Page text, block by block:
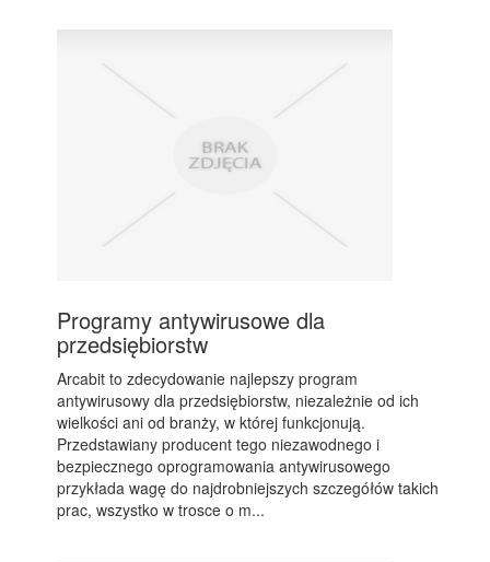
Programy antywirusowe dla
przedsiębiorstw
Arcabit to zdecydowanie najlepszy program
antywirusowy dla przedsiębiorstw, niezależnie od ich
wielkości ani od branży, w której funkcjonują.
Przedstawiany producent tego niezawodnego i
bezpiecznego oprogramowania antywirusowego
przykłada wagę do najdrobniejszych szczegółów takich
prac, wszystko w trosce o m...